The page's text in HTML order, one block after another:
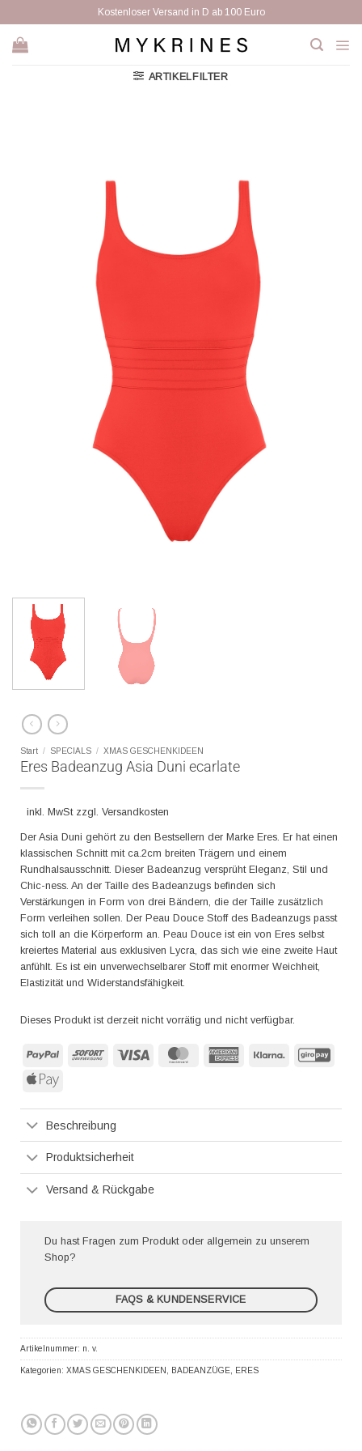
Inhalt
springen
Kostenloser Versand in D ab 100 Euro
ARTIKELFILTER
Start / SPECIALS / XMAS GESCHENKIDEEN
Eres Badeanzug Asia Duni ecarlate
inkl. MwSt zzgl. Versandkosten
Der Asia Duni gehört zu den Bestsellern der Marke Eres. Er hat einen
klassischen Schnitt mit ca.2cm breiten Trägern und einem
Rundhalsausschnitt. Dieser Badeanzug versprüht Eleganz, Stil und
Chic-ness. An der Taille des Badeanzugs befinden sich
Verstärkungen in Form von drei Bändern, die der Taille zusätzlich
Form verleihen sollen. Der Peau Douce Stoff des Badeanzugs passt
sich toll an die Körperform an. Peau Douce ist ein von Eres selbst
kreiertes Material aus exklusiven Lycra, das sich wie eine zweite Haut
anfühlt. Es ist ein unverwechselbarer Stoff mit enormer Weichheit,
Elastizität und Widerstandsfähigkeit.
Dieses Produkt ist derzeit nicht vorrätig und nicht verfügbar.
PayPal Sofort MasterCard American
Klarna
Apple
Beschreibung
Produktsicherheit
Versand & Rückgabe
Du hast Fragen zum Produkt oder allgemein zu unserem
Shop?
FAQS & KUNDENSERVICE
Artikelnummer: n. v.
Kategorien: XMAS GESCHENKIDEEN BADEANZÜGE ERES